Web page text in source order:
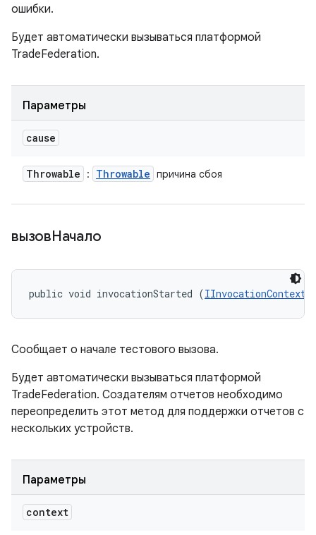
ошибки.
Будет автоматически вызываться платформой
TradeFederation.
Параметры
cause
Throwable : Throwable причина сбоя
вызовНачало
public void invocationStarted (IInvocationContext
Сообщает о начале тестового вызова.
Будет автоматически вызываться платформой
TradeFederation. Создателям отчетов необходимо
переопределить этот метод для поддержки отчетов с
нескольких устройств.
Параметры
context